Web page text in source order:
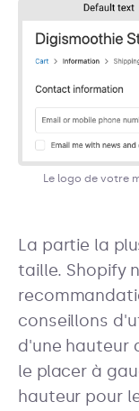
Le logo de votre
La partie la
taille. Shopify
conseillons
d'une hauteur
le placer à
hauteur pour